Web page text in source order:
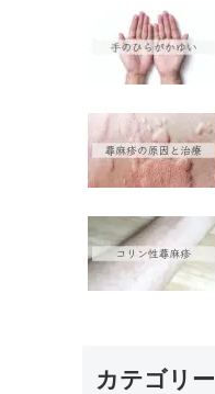
カテゴリー